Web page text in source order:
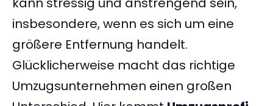
insbesondere, wenn es sich um eine
größere Entfernung handelt.
Glücklicherweise macht das richtige
Umzugsunternehmen einen großen